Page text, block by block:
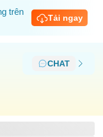
trên
Tải ngay
CHAT